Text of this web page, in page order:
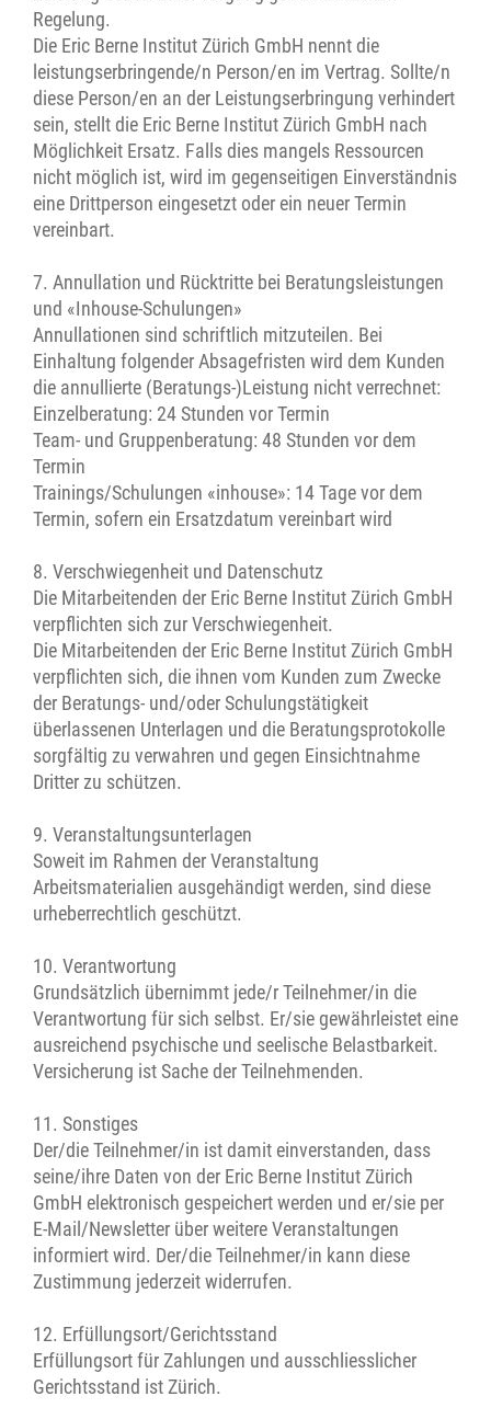
Regelung.
Die Eric Berne Institut Zürich GmbH nennt die
leistungserbringende/n Person/en im Vertrag. Sollte/n
diese Person/en an der Leistungserbringung verhindert
sein, stellt die Eric Berne Institut Zürich GmbH nach
Möglichkeit Ersatz. Falls dies mangels Ressourcen
nicht möglich ist, wird im gegenseitigen Einverständnis
eine Drittperson eingesetzt oder ein neuer Termin
vereinbart.
7. Annullation und Rücktritte bei Beratungsleistungen
und «Inhouse-Schulungen»
Annullationen sind schriftlich mitzuteilen. Bei
Einhaltung folgender Absagefristen wird dem Kunden
die annullierte (Beratungs-)Leistung nicht verrechnet:
Einzelberatung: 24 Stunden vor Termin
Team- und Gruppenberatung: 48 Stunden vor dem
Termin
Trainings/Schulungen «inhouse»: 14 Tage vor dem
Termin, sofern ein Ersatzdatum vereinbart wird
8. Verschwiegenheit und Datenschutz
Die Mitarbeitenden der Eric Berne Institut Zürich GmbH
verpflichten sich zur Verschwiegenheit.
Die Mitarbeitenden der Eric Berne Institut Zürich GmbH
verpflichten sich, die ihnen vom Kunden zum Zwecke
der Beratungs- und/oder Schulungstätigkeit
überlassenen Unterlagen und die Beratungsprotokolle
sorgfältig zu verwahren und gegen Einsichtnahme
Dritter zu schützen.
9. Veranstaltungsunterlagen
Soweit im Rahmen der Veranstaltung
Arbeitsmaterialien ausgehändigt werden, sind diese
urheberrechtlich geschützt.
10. Verantwortung
Grundsätzlich übernimmt jede/r Teilnehmer/in die
Verantwortung für sich selbst. Er/sie gewährleistet eine
ausreichend psychische und seelische Belastbarkeit.
Versicherung ist Sache der Teilnehmenden.
11. Sonstiges
Der/die Teilnehmer/in ist damit einverstanden, dass
seine/ihre Daten von der Eric Berne Institut Zürich
GmbH elektronisch gespeichert werden und er/sie per
E-Mail/Newsletter über weitere Veranstaltungen
informiert wird. Der/die Teilnehmer/in kann diese
Zustimmung jederzeit widerrufen.
12. Erfüllungsort/Gerichtsstand
Erfüllungsort für Zahlungen und ausschliesslicher
Gerichtsstand ist Zürich.